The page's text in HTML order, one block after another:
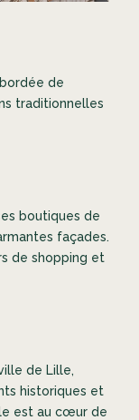
de
traditionnelles
boutiques de
façades.
de shopping et
de Lille,
historiques et
est au cœur de